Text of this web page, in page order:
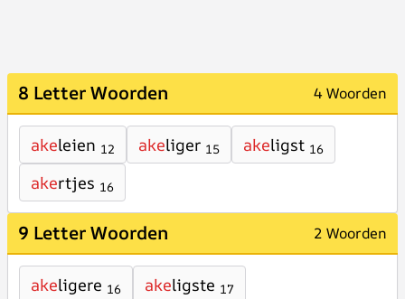
8 Letter Woorden 4 Woorden
akeleien 12 akeliger 15 akeligst 16
akertjes 16
9 Letter Woorden 2 Woorden
akeligere 16 akeligste 17